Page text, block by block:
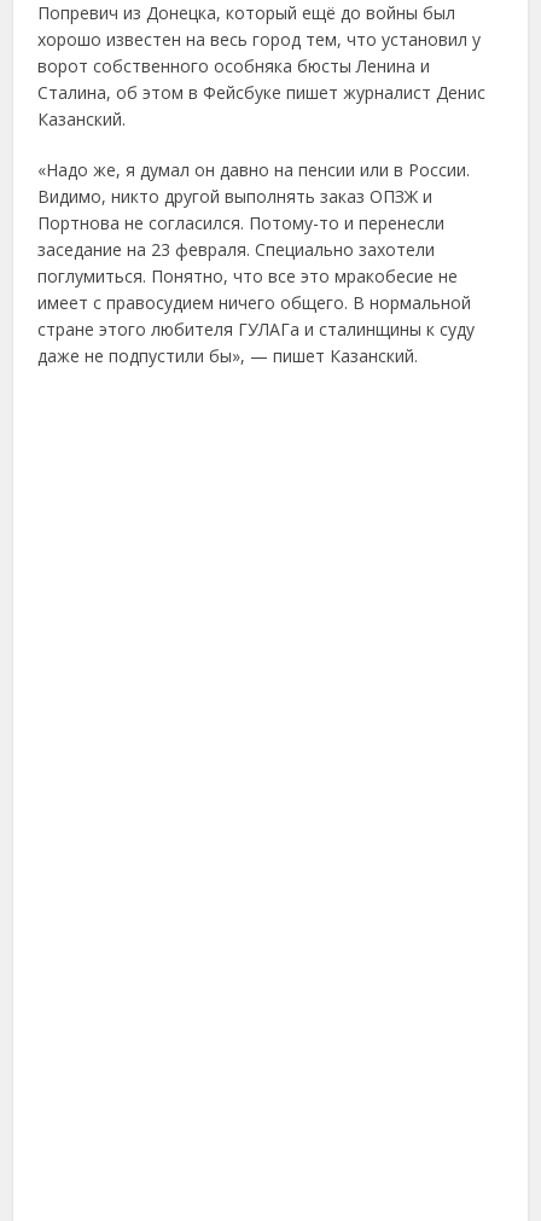
Попревич из Донецка, который ещё до войны был
хорошо известен на весь город тем, что установил у
ворот собственного особняка бюсты Ленина и
Сталина, об этом в Фейсбуке пишет журналист Денис
Казанский.
«Надо же, я думал он давно на пенсии или в России.
Видимо, никто другой выполнять заказ ОПЗЖ и
Портнова не согласился. Потому-то и перенесли
заседание на 23 февраля. Специально захотели
поглумиться. Понятно, что все это мракобесие не
имеет с правосудием ничего общего. В нормальной
стране этого любителя ГУЛАГа и сталинщины к суду
даже не подпустили бы», — пишет Казанский.